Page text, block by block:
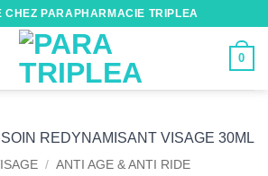
CHEZ PARAPHARMACIE TRIPLEA
0
/ ANTI AGE & ANTI RIDE